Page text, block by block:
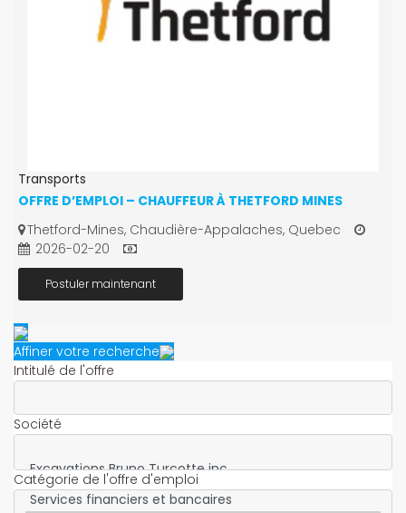
Transports
OFFRE D’EMPLOI – CHAUFFEUR À THETFORD MINES
Thetford-Mines, Chaudière-Appalaches, Quebec
2026-02-20
Postuler maintenant
Affiner votre recherche
Intitulé de l'offre
Société
Catégorie de l'offre d'emploi